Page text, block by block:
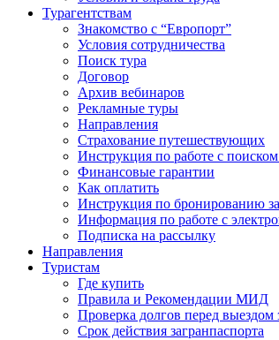
Турагентствам
Знакомство с “Европорт”
Условия сотрудничества
Поиск тура
Договор
Архив вебинаров
Рекламные туры
Направления
Страхование путешествующих
Инструкция по работе с
Финансовые гарантии
Как оплатить
Инструкция по бронированию
Информация по работе с
Подписка на рассылку
Направления
Туристам
Где купить
Правила и Рекомендации МИД
Проверка долгов перед выездом
Срок действия загранпаспорта